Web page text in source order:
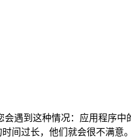
遇到这种情况：应用程序中
间过长，他们就会很不满意